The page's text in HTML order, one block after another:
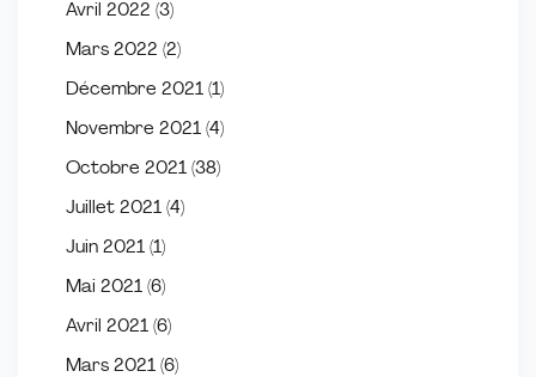
Avril 2022 (3)
Mars 2022 (2)
Décembre 2021 (1)
Novembre 2021 (4)
Octobre 2021 (38)
Juillet 2021 (4)
Juin 2021 (1)
Mai 2021 (6)
Avril 2021 (6)
Mars 2021 (6)